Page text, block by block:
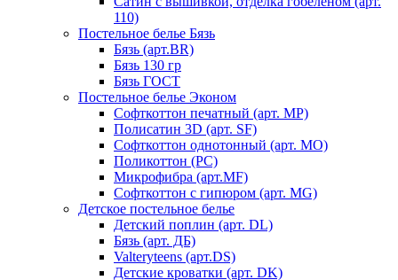
110)
Постельное белье Бязь
Бязь (арт.BR)
Бязь 130 гр
Бязь ГОСТ
Постельное белье Эконом
Софткоттон печатный (арт. MР)
Полисатин 3D (арт. SF)
Софткоттон однотонный (арт. MO)
Поликоттон (PC)
Микрофибра (арт.MF)
Софткоттон с гипюром (арт. MG)
Детское постельное белье
Детский поплин (арт. DL)
Бязь (арт. ДБ)
Valteryteens (арт.DS)
Детские кроватки (арт. DK)